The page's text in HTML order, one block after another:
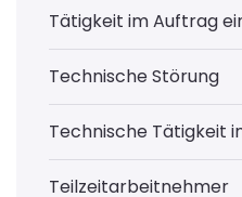
Tätigkeit im Auftrag
Technische Störung
Technische Tätigkeit
Teilzeitarbeitnehmer